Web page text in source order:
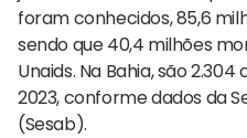
foram conhecidos, 85,6
sendo que 40,4 milhões
Unaids. Na Bahia, são
2023, conforme dados da
(Sesab).